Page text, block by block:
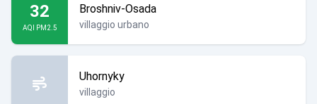
32
AQI PM2.5
Broshniv-Osada
villaggio urbano
Uhornyky
villaggio